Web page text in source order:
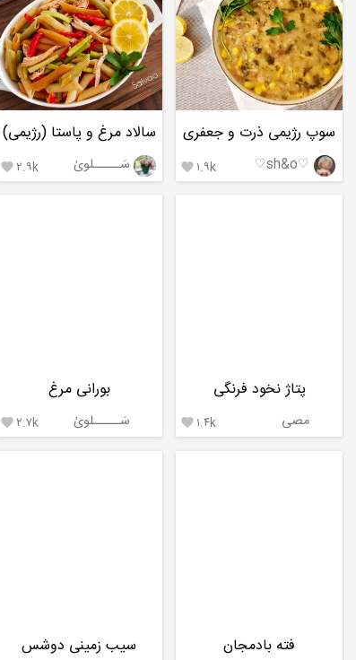
سوپ رژیمی ذرت و جعفری
♡sh&o♡ ۱.۹k
سالاد مرغ و پاستا (رژیمی)
سَـــــلویٰ ۲.۹k 
پتاژ نخود فرنگی
مصی ۱.۴k
بورانی مرغ
سَـــــلویٰ ۲.۷k 
فته بادمجان سیب زمینی دوشس